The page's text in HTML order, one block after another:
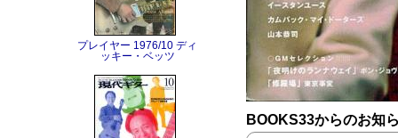
プレイヤー 1976/10 ディ
ッキー・ベッツ
BOOKS33からのお知